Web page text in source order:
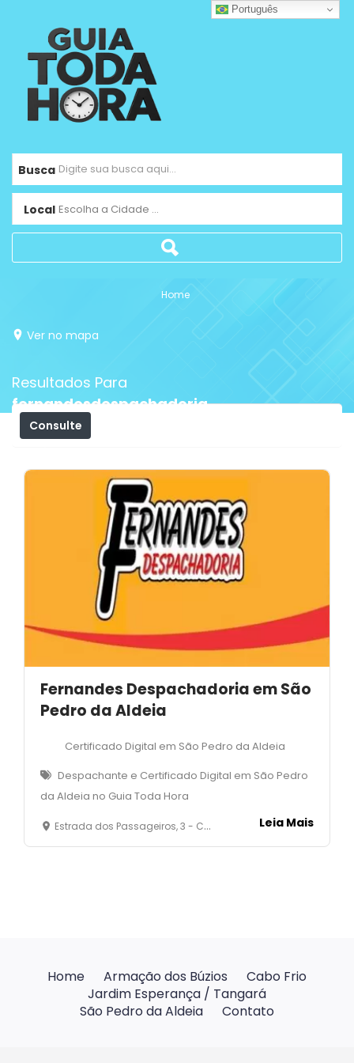
Busca
Local Escolha a Cidade ...
Home
Ver no mapa
Resultados Para
fernandesdespachadoria
Consulte
Fernandes Despachadoria em São
Pedro da Aldeia
Certificado Digital em São Pedro da Aldeia
Despachante e Certificado Digital em São Pedro
da Aldeia no Guia Toda Hora
Estrada dos Passageiros, 3 - Campo Redondo- Sao Pedro Da Aldeia - RJ Leia Mais
Home Armação dos Búzios
Cabo Frio
Jardim Esperança / Tangará
São Pedro da Aldeia
Contato
Português